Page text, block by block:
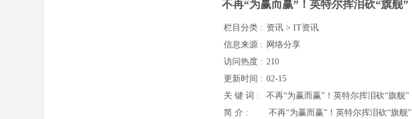
不再“为赢而赢”！英特尔挥泪砍“旗舰”
栏目分类 : 资讯 > IT资讯
信息来源 : 网络分享
访问热度 : 210
更新时间 : 02-15
关 键 词 :
不再“为赢而赢”！英特尔挥泪砍“旗舰”
简 介 :
不再“为赢而赢”！英特尔挥泪砍“旗舰”